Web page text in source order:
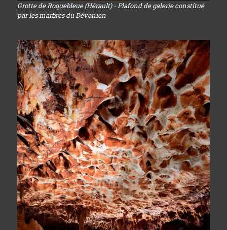
Grotte de Roquebleue (Hérault) - Plafond de galerie constitué
par les marbres du Dévonien